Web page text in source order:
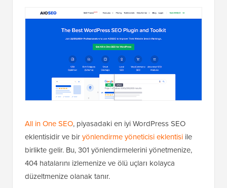
All in One SEO, piyasadaki en iyi WordPress SEO
eklentisidir ve biryönlendirme yöneticisi eklentisi ile
birlikte gelir. Bu, 301 yönlendirmelerini yönetmenize,
404 hatalarını izlemenize ve ölü uçları kolayca
düzeltmenize olanak tanır.